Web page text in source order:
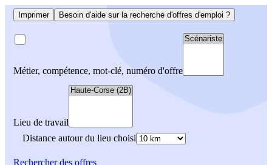
Imprimer Besoin d'aide sur la recherche d'offres d'emploi ?
Métier, compétence, mot-clé, numéro d'offre
Lieu de travail
Distance autour du lieu choisi
Rechercherdes offres